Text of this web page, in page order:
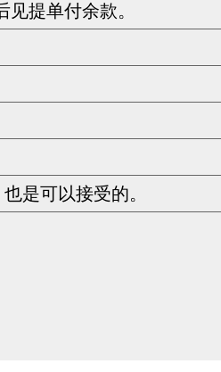
提单付余款。
是可以接受的。